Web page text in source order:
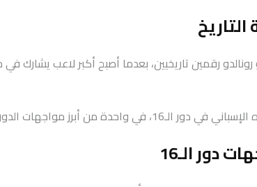
رقمين تاريخيين، بعدما أصبح أكبر لاعب يشارك
من أبرز مواجهات الدور المقبل.
دور الـ16